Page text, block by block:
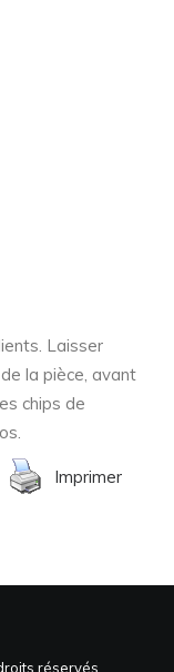
Laisser
la pièce, avant
chips de
Imprimer
réservés